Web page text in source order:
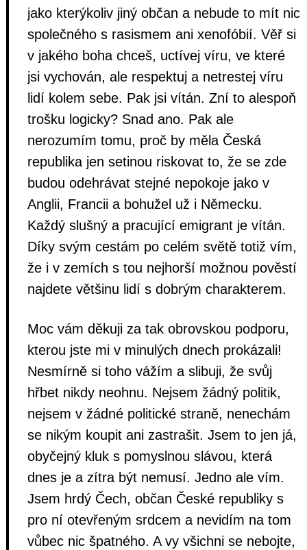
jako kterýkoliv jiný občan a nebude to mít nic
společného s rasismem ani xenofóbií. Věř si
v jakého boha chceš, uctívej víru, ve které
jsi vychován, ale respektuj a netrestej víru
lidí kolem sebe. Pak jsi vítán. Zní to alespoň
trošku logicky? Snad ano. Pak ale
nerozumím tomu, proč by měla Česká
republika jen setinou riskovat to, že se zde
budou odehrávat stejné nepokoje jako v
Anglii, Francii a bohužel už i Německu.
Každý slušný a pracující emigrant je vítán.
Díky svým cestám po celém světě totiž vím,
že i v zemích s tou nejhorší možnou pověstí
najdete většinu lidí s dobrým charakterem.
Moc vám děkuji za tak obrovskou podporu,
kterou jste mi v minulých dnech prokázali!
Nesmírně si toho vážím a slibuji, že svůj
hřbet nikdy neohnu. Nejsem žádný politik,
nejsem v žádné politické straně, nenechám
se nikým koupit ani zastrašit. Jsem to jen já,
obyčejný kluk s pomyslnou slávou, která
dnes je a zítra být nemusí. Jedno ale vím.
Jsem hrdý Čech, občan České republiky s
pro ní otevřeným srdcem a nevidím na tom
vůbec nic špatného. A vy všichni se nebojte,